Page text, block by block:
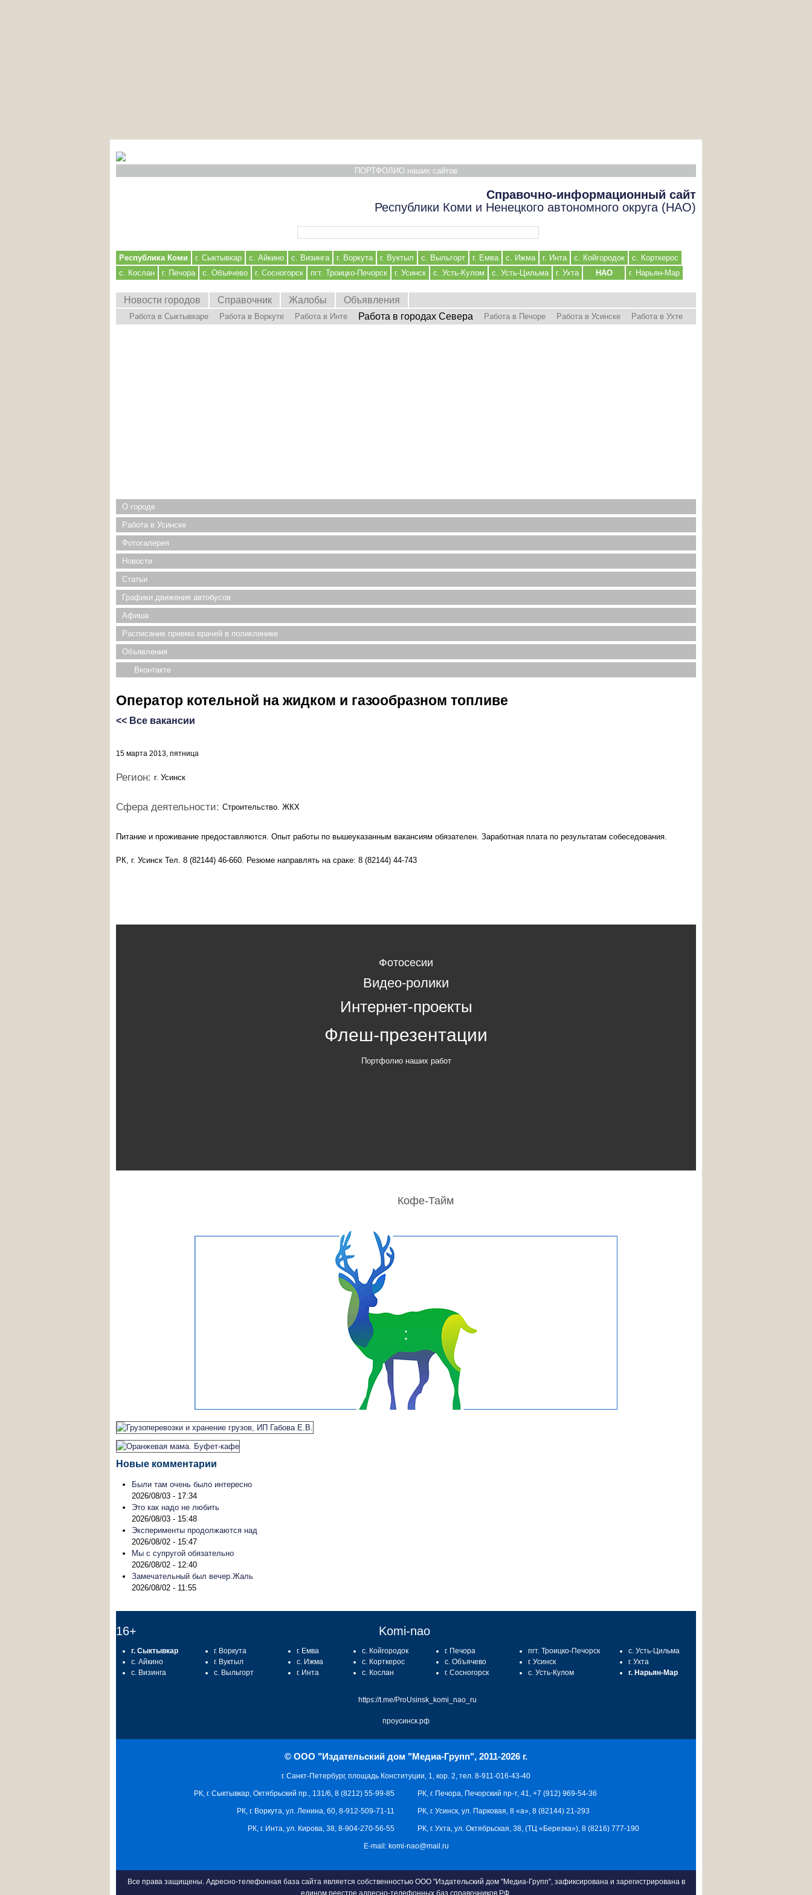
ПОРТФОЛИО наших сайтов
Справочно-информационный сайт
Республики Коми и Ненецкого автономного округа (НАО)
Республика Коми г. Сыктывкар с. Айкино с. Визинга г. Воркута г. Вуктыл с. Выльгорт г. Емва с. Ижма г. Инта с. Койгородок
с. Корткерос
с. Кослан
г. Печора с. Объячево г. Сосногорск пгт. Троицко-Печорск г. Усинск с. Усть-Кулом с. Усть-Цильма г. Ухта НАО г. Нарьян-Мар
Новости городов Справочник Жалобы Объявления
Работа в Сыктывкаре Работа в Воркуте Работа в Инте Работа в городах Севера Работа в Печоре Работа в Усинске Работа в Ухте
О городе
Работа в Усинске
Фотогалерея
Новости
Статьи
Графики движения автобусов
Афиша
Расписание приема врачей в поликлинике
Объявления
Вконтакте
Оператор котельной на жидком и газообразном топливе
<< Все вакансии
15 марта 2013, пятница
Регион: г. Усинск
Сфера деятельности: Строительство. ЖКХ
Питание и проживание предоставляются. Опыт работы по вышеуказанным вакансиям обязателен. Заработная плата по результатам собеседования.
РК, г. Усинск Тел. 8 (82144) 46-660. Резюме направлять на сраке: 8 (82144) 44-743
Фотосесии
Видео-ролики
Интернет-проекты
Флеш-презентации
Портфолио наших работ
Кофе-Тайм
:
Новые комментарии
Были там очень было интересно
2026/08/03 - 17:34
Это как надо не любить
2026/08/03 - 15:48
Эксперименты продолжаются над
2026/08/02 - 15:47
Мы с супругой обязательно
2026/08/02 - 12:40
Замечательный был вечер.Жаль
2026/08/02 - 11:55
16+ Komi-nao
г. Сыктывкар
с. Айкино
с. Визинга
г. Воркута
г. Вуктыл
с. Выльгорт
г. Емва
с. Ижма
г. Инта
с. Койгородок
с. Корткерос
с. Кослан
г. Печора
с. Объячево
г. Сосногорск
пгт. Троицко-Печорск
г. Усинск
с. Усть-Кулом
с. Усть-Цильма
г. Ухта
г. Нарьян-Мар
https://t.me/ProUsinsk_komi_nao_ru
проусинск.рф
© ООО "Издательский дом "Медиа-Групп", 2011-2026 г.
г. Санкт-Петербург, площадь Конституции, 1, кор. 2, тел. 8-911-016-43-40
РК, г. Печора, Печорский пр-т, 41, +7 (912) 969-54-36
РК, г. Усинск, ул. Парковая, 8 «а», 8 (82144) 21-293
РК, г. Ухта, ул. Октябрьская, 38, (ТЦ «Березка»), 8 (8216) 777-190
РК, г. Сыктывкар, Октябрьский пр., 131/6, 8 (8212) 55-99-85
РК, г. Воркута, ул. Ленина, 60, 8-912-509-71-11
РК, г. Инта, ул. Кирова, 38, 8-904-270-56-55
E-mail: komi-nao@mail.ru
Все права защищены. Адресно-телефонная база сайта является собственностью ООО "Издательский дом "Медиа-Групп", зафиксирована и зарегистрирована в